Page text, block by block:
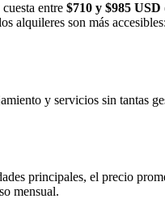
entre $710 y $985 USD
alquileres son más
y servicios sin tantas
principales, el precio
mensual.